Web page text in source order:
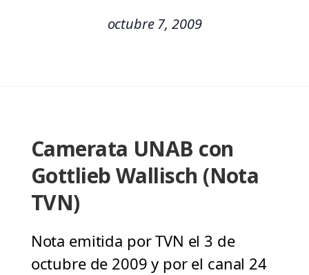
octubre 7, 2009
Camerata UNAB con
Gottlieb Wallisch (Nota
TVN)
Nota emitida por TVN el 3 de
octubre de 2009 y por el canal 24